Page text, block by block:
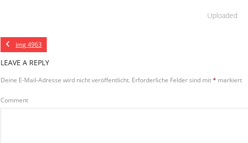
Uploaded
img 4963
LEAVE A REPLY
Deine E-Mail-Adresse wird nicht veröffentlicht. Erforderliche Felder sind mit* markiert
Comment